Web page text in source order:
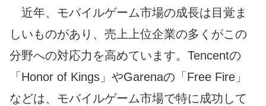
近年、モバイルゲーム市場の成長は目覚ま
しいものがあり、売上上位企業の多くがこの
分野への対応力を高めています。Tencentの
「Honor of Kings」やGarenaの「Free Fire」
などは、モバイルゲーム市場で特に成功して